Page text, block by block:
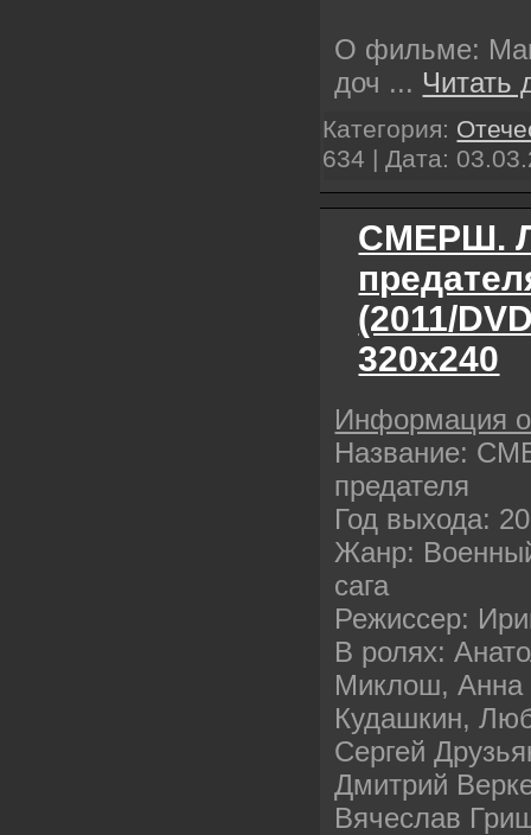
О фильме:
доч ... Читать
Категория:
634 | Дата:
СМЕРШ.
(2011/
320х240
Информация
Название:
предателя
Год выхода:
Жанр:
сага
Режиссер:
В ролях:
Миклош, Анна
Кудашкин,
Сергей
Дмитрий
Вячеслав